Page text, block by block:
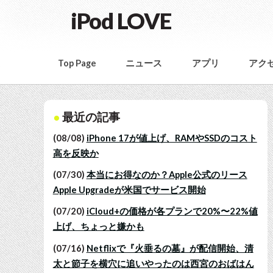
iPod LOVE
Top Page ニュース アプリ アク
最近の記事
(08/08) iPhone 17が値上げ、RAMやSSDのコスト
高を反映か
(07/30) 本当にお得なのか？Apple公式のリース
Apple Upgradeが米国でサービス開始
(07/20) iCloud+の価格が各プランで20%〜22%値
上げ、ちょっと嫌かも
(07/16) Netflixで『火垂るの墓』が配信開始、清
太と節子を横穴に追いやったのは西宮のおばはん